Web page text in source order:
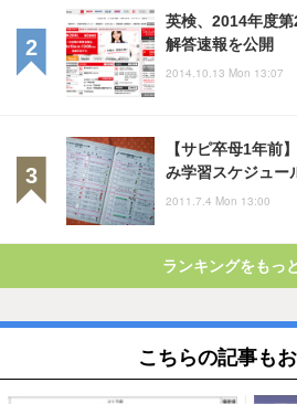
英検、2014年度
解答速報を公開
2014.10.13 Mon 13:07
【サピ卒母1年前
み学習スケジュー
2011.7.4 Mon 13:00
ランキングをもっ
こちらの記事も